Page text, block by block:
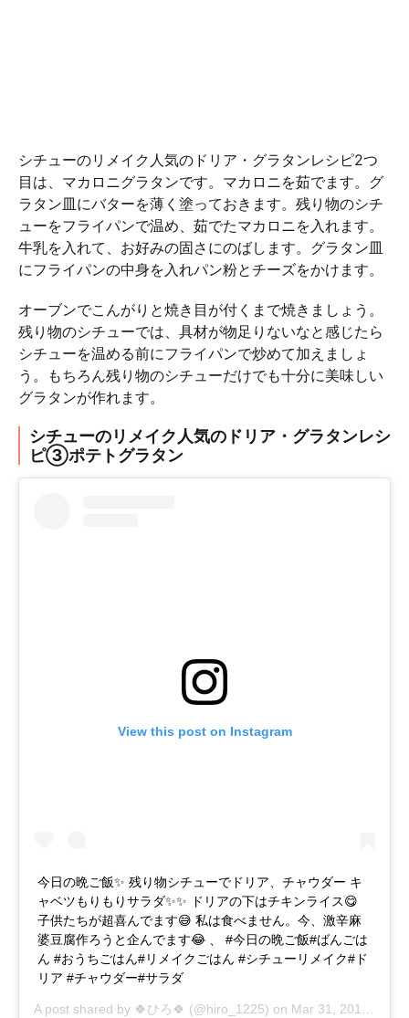
シチューのリメイク人気のドリア・グラタンレシピ2つ
目は、マカロニグラタンです。マカロニを茹でます。グ
ラタン皿にバターを薄く塗っておきます。残り物のシチ
ューをフライパンで温め、茹でたマカロニを入れます。
牛乳を入れて、お好みの固さにのばします。グラタン皿
にフライパンの中身を入れパン粉とチーズをかけます。
オーブンでこんがりと焼き目が付くまで焼きましょう。
残り物のシチューでは、具材が物足りないなと感じたら
シチューを温める前にフライパンで炒めて加えましょ
う。もちろん残り物のシチューだけでも十分に美味しい
グラタンが作れます。
シチューのリメイク人気のドリア・グラタンレシ
ピ③ポテトグラタン
View this post on Instagram
今日の晩ご飯✨ 残り物シチューでドリア、チャウダー キ
ャベツもりもりサラダ✨✨ ドリアの下はチキンライス😋
子供たちが超喜んでます😅 私は食べません。今、激辛麻
婆豆腐作ろうと企んでます😂 、 #今日の晩ご飯#ばんごは
ん #おうちごはん#リメイクごはん #シチューリメイク#ド
リア #チャウダー#サラダ
A post shared by 🍀ひろ🍀 (@hiro_1225) on Mar 31, 2018 at 3:47am PDT